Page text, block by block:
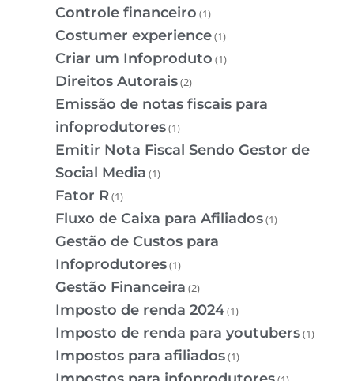
Controle financeiro (1)
Costumer experience(1)
Criar um Infoproduto (1)
Direitos Autorais(2)
Emissão de notas fiscais para
infoprodutores(1)
Emitir Nota Fiscal Sendo Gestor de
Social Media (1)
Fator R(1)
Fluxo de Caixa para Afiliados(1)
Gestão de Custos para
Infoprodutores(1)
Gestão Financeira (2)
Imposto de renda 2024(1)
Imposto de renda para youtubers(1)
Impostos para afiliados(1)